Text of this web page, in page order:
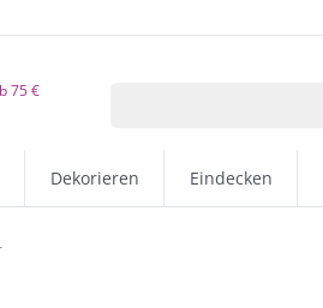
75 €
Dekorieren Eindecken